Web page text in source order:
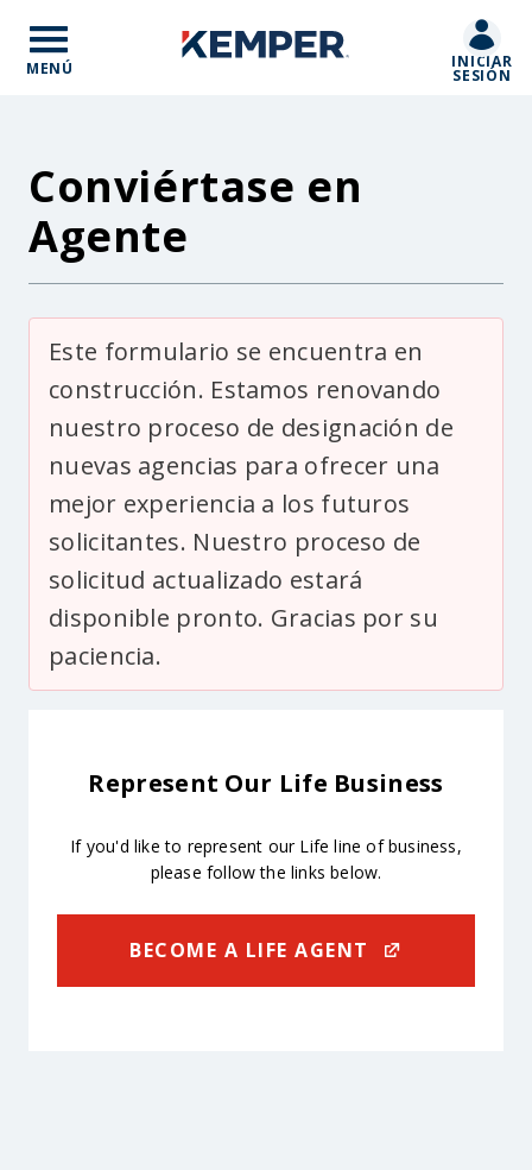
mainMENÚ INICIAR
SESIÓN
Conviértase en
Agente
Este formulario se encuentra en
construcción. Estamos renovando
nuestro proceso de designación de
nuevas agencias para ofrecer una
mejor experiencia a los futuros
solicitantes. Nuestro proceso de
solicitud actualizado estará
disponible pronto. Gracias por su
paciencia.
Represent Our Life Business
If you'd like to represent our Life line of business,
please follow the links below.
BECOME A LIFE AGENT